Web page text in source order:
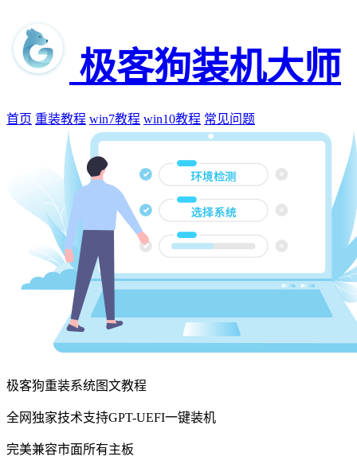
极客狗装机大师
首页 重装教程 win7教程 win10教程 常见问题
极客狗重装系统图文教程
全网独家技术支持GPT-UEFI一键装机
完美兼容市面所有主板